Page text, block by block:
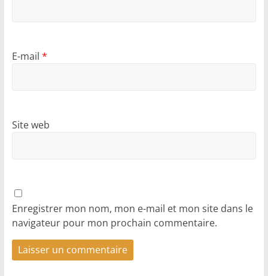
E-mail *
Site web
Enregistrer mon nom, mon e-mail et mon site dans le
navigateur pour mon prochain commentaire.